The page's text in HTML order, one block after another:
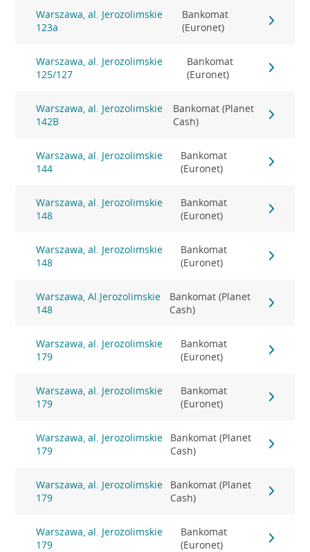
Warszawa, al. Jerozolimskie
123a
Bankomat
(Euronet)
Warszawa, al. Jerozolimskie
125/127
Bankomat
(Euronet)
Warszawa, al. Jerozolimskie
142B
Bankomat (Planet
Cash)
Warszawa, al. Jerozolimskie
144
Bankomat
(Euronet)
Warszawa, al. Jerozolimskie
148
Bankomat
(Euronet)
Warszawa, al. Jerozolimskie
148
Bankomat
(Euronet)
Warszawa, Al.Jerozolimskie
148
Bankomat (Planet
Cash)
Warszawa, al. Jerozolimskie
179
Bankomat
(Euronet)
Warszawa, al. Jerozolimskie
179
Bankomat
(Euronet)
Warszawa, al. Jerozolimskie
179
Bankomat (Planet
Cash)
Warszawa, al. Jerozolimskie
179
Bankomat (Planet
Cash)
Warszawa, al. Jerozolimskie
179
Bankomat
(Euronet)